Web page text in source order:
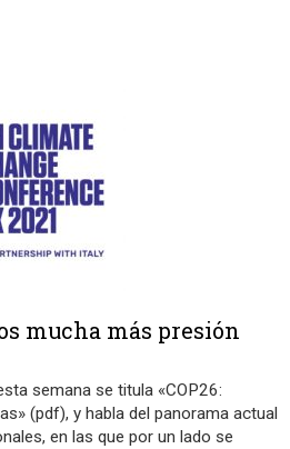
mucha más presión
semana se titula «COP26:
(pdf), y habla del panorama actual
en las que por un lado se